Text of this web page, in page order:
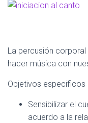
La percusión
hacer música con
Objetivos especificos
Sensibilizar el
acuerdo a la